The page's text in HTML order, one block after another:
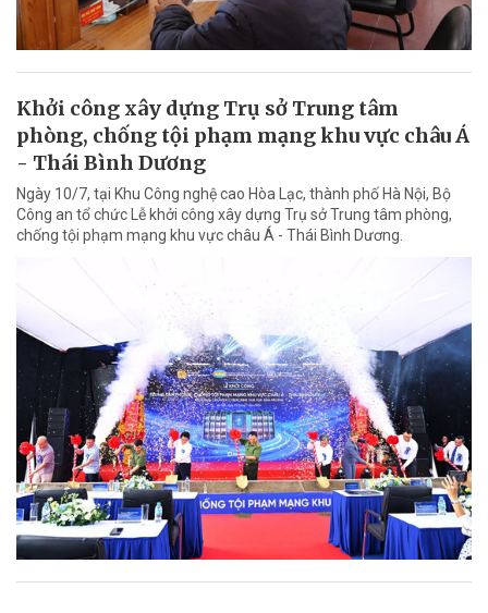
Khởi công xây dựng Trụ sở Trung tâm
phòng, chống tội phạm mạng khu vực châu Á
- Thái Bình Dương
Ngày 10/7, tại Khu Công nghệ cao Hòa Lạc, thành phố Hà Nội, Bộ
Công an tổ chức Lễ khởi công xây dựng Trụ sở Trung tâm phòng,
chống tội phạm mạng khu vực châu Á - Thái Bình Dương.